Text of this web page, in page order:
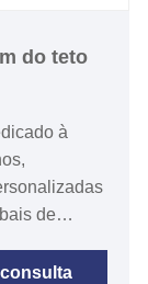
do teto
à
de
do